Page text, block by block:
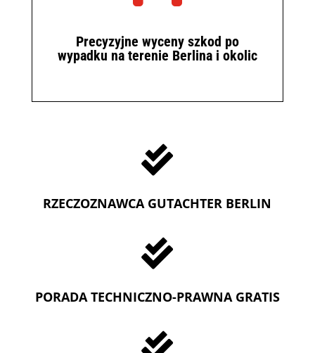
Precyzyjne wyceny szkod po
wypadku na terenie Berlina i okolic

RZECZOZNAWCA GUTACHTER BERLIN

PORADA TECHNICZNO-PRAWNA GRATIS